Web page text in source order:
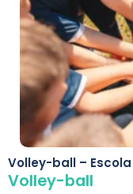
Volley-ball –
Volley-ball